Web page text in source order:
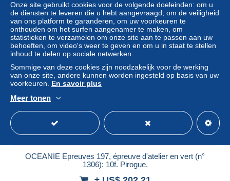
Statuut Professioneel handelaar
Nieuw
OCEANIE Epreuves 197, épreuve d'atelier en vert (n°
1306): 10f. Pirogue.
Onze site gebruikt cookies voor de volgende doeleinden: om u
de diensten te leveren die u hebt aangevraagd, om de veiligheid
van ons platform te garanderen, om uw voorkeuren te
onthouden om het surfen aangenamer te maken, om
statistieken te verzamelen om onze site aan te passen aan uw
behoeften, om video's weer te geven en om u in staat te stellen
inhoud te delen op sociale netwerken.
Sommige van deze cookies zijn noodzakelijk voor de werking
van onze site, andere kunnen worden ingesteld op basis van uw
voorkeuren. En savoir plus
Meer tonen